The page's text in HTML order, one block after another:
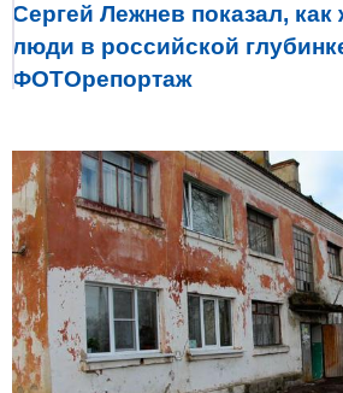
Сергей Лежнев показал, как
люди в российской
ФОТОрепортаж